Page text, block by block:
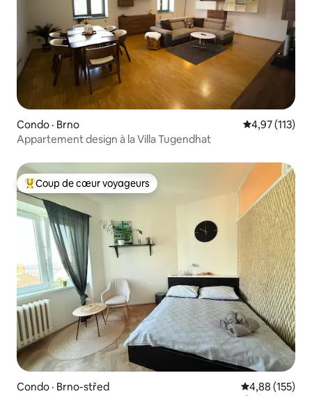
Condo · Brno Note
4,97 (113)
Appartement design à la Villa Tugendhat
Coup de cœur voyageurs parmi les plus aimés
Coup de cœur voyageurs
Condo · Brno-střed Note
4,88 (155)